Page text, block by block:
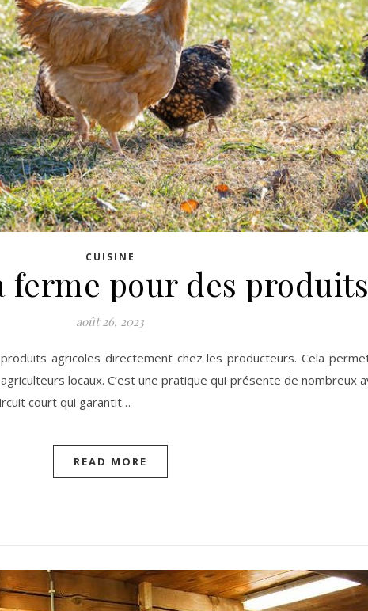
CUISINE
ferme pour des
août 26, 2023
agricoles directement chez les producteurs. Cela
locaux. C’est une pratique qui présente de nombreux
court qui garantit…
READ MORE